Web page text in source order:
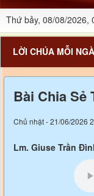
Thứ bảy, 08/08/2026,
LỜI CHÚA MỖI
Bài Chia Sẻ
Chủ nhật - 21/06/2026
Lm. Giuse Trần